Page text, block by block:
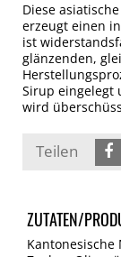
Diese
erzeugt einen
ist
glänzenden,
Sirup eingelegt
wird
Teilen
ZUTATEN/
Kantonesische